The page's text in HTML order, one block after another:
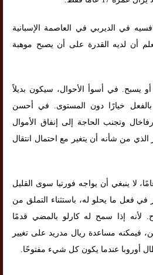
في الديربي في العاصمة الإسبانية
أن لديه القدرة على أن يصبح موهبة
يسبح. في أسوأ الأحوال، سيكون بديلاً
خيارًا دون المستوى. في أحسن
وتجنب الحاجة إلى إنفاق الأموال
الذي من شأنه أن يتغير مع احتمال انتقال
ضخمة. في عمر 17 عامًا، لا ينبغي أن يواجه فورتيا سوى القليل
في فعل ما يحلو له، باستثناء التملق من
لأنه إذا سمح له كارلو بالمضي قدمًا
فيمكنه مساعدة ريال مدريد على تغيير
أوروبا عندما يكون كل شيء مفتوحًا.